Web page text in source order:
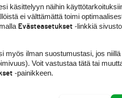
helposti, ja päivitys mielellään
käsittelyyn näihin
ei välttämättä toimi
Evästeasetukset -linkkiä
myös ilman suostumustasi, jos
Voit vastustaa tätä tai
-painikkeen.